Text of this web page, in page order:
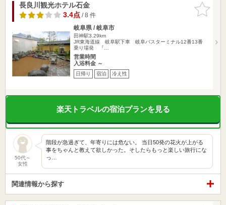
お気に入
りに追加
長良川観光ホテル石金
3.4点/ 8 件
岐阜県 / 岐阜市
田神駅3.29km
JR東海道線 岐阜駅下車 岐阜バスターミナル12番13番
乗り場発 『…
営業時間
入浴料金 ～
日帰り 宿泊 冷え性
楽天トラベルの宿泊プランを見る
50代～
女性
階段が急過ぎて、年寄りには危ない。 当日50発の花火が上がる
事をちゃんと教えて欲しかった。そしたらもっと楽しい旅行にな
っ…
関連情報から探す